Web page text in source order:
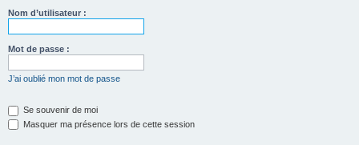
Nom d’utilisateur :
Mot de passe :
J’ai oublié mon mot de passe
Se souvenir de moi
Masquer ma présence lors de cette session